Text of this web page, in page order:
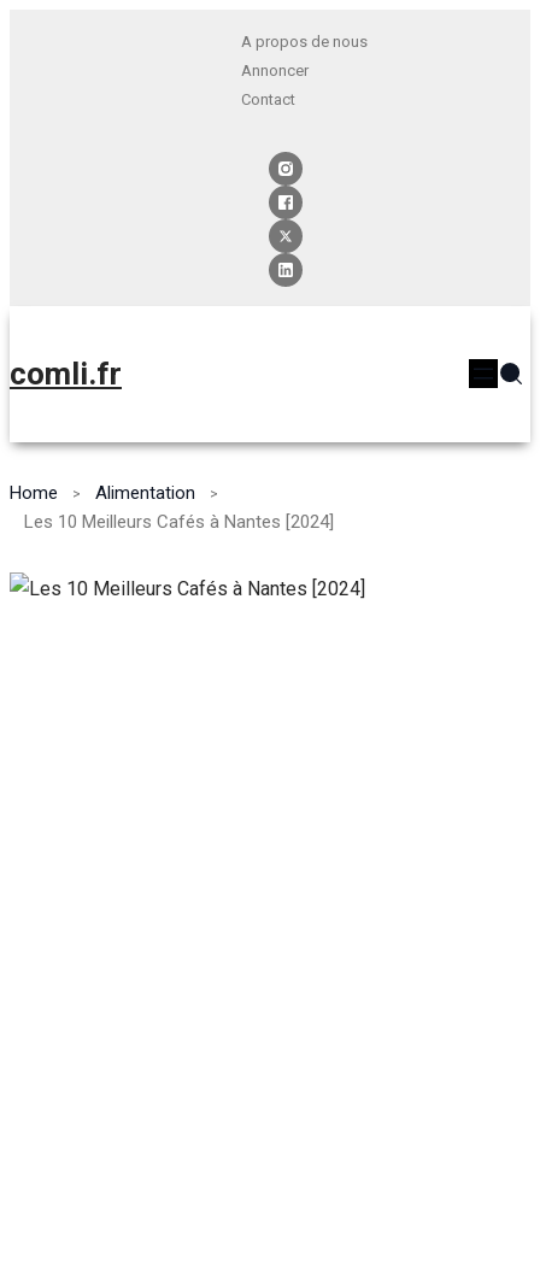
A propos de nous
Annoncer
Contact
comli.fr
Home
Alimentation
Les 10 Meilleurs Cafés à Nantes [2024]